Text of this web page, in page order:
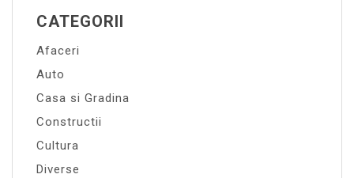
CATEGORII
Afaceri
Auto
Casa si Gradina
Constructii
Cultura
Diverse